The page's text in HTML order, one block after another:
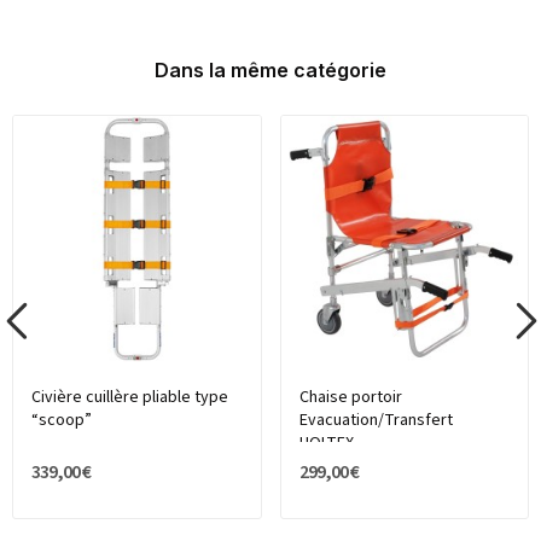
Dans la même catégorie
Civière cuillère pliable type
“scoop”
339,00 €
Chaise portoir
Evacuation/Transfert
HOLTEX
299,00 €